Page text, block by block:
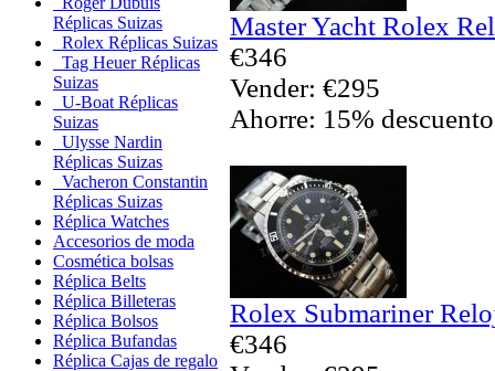
Réplicas Suizas
Rolex Réplicas Suizas
Tag Heuer Réplicas
Suizas
U-Boat Réplicas
Suizas
Ulysse Nardin
Réplicas Suizas
Vacheron Constantin
Réplicas Suizas
Réplica Watches
Accesorios de moda
Cosmética bolsas
Réplica Belts
Réplica Billeteras
Réplica Bolsos
Réplica Bufandas
Réplica Cajas de regalo
Master Yacht Rolex
€346
Vender: €295
Ahorre: 15% descuento
Rolex Submariner
€346